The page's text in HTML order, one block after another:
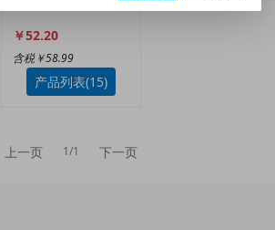
￥52.20
含税￥58.99
产品列表(15)
上一页 1/1 下一页